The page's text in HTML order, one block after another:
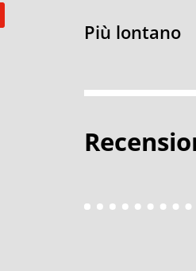
Più lontano